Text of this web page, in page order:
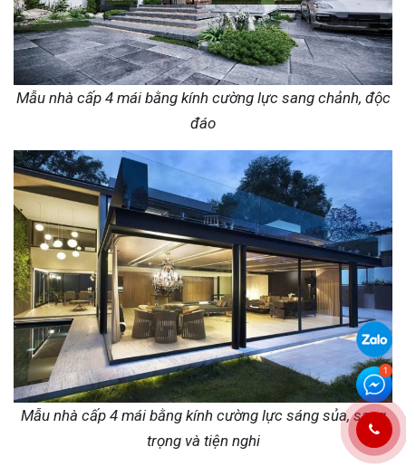
Mẫu nhà cấp 4 mái bằng kính cường lực sang chảnh, độc
đáo
Mẫu nhà cấp 4 mái bằng kính cường lực sáng sủa, sang
trọng và tiện nghi